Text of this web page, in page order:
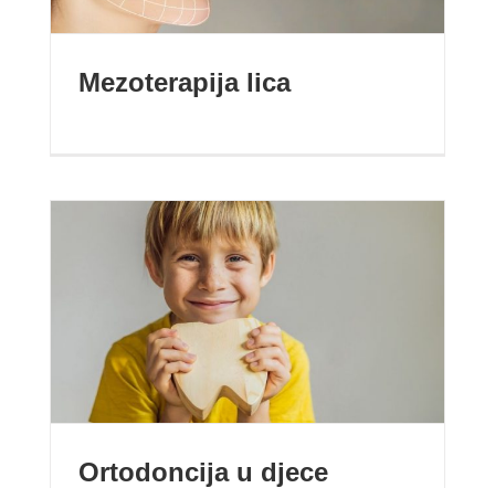
Mezoterapija lica
Ortodoncija u djece
Ortodoncija u djece